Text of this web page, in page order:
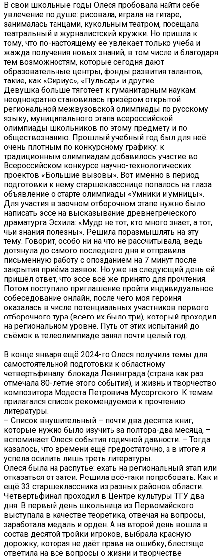
В свои школьные годы Олеся пробовала найти себе
увлечение по душе: рисовала, играла на гитаре,
занималась танцами, кукольным театром, посещала
театральный и журналистский кружки. Но пришла к
тому, что по-настоящему её увлекает только учёба и
жажда получения новых знаний, в том числе и благодаря
тем возможностям, которые сегодня дают
образовательные центры, фонды развития талантов,
такие, как «Сириус», «Пульсар» и другие.
Девушка больше тяготеет к гуманитарным наукам:
неоднократно становилась призёром открытой
региональной межвузовской олимпиады по русскому
языку, муниципального этапа всероссийской
олимпиады школьников по этому предмету и по
обществознанию. Прошлый учебный год был для неё
очень плотным по конкурсному графику: к
традиционным олимпиадам добавилось участие во
Всероссийском конкурсе научно-технологических
проектов «Большие вызовы». Вот именно в период
подготовки к нему старшекласснице попалось на глаза
объявление о старте олимпиады «Умники и умницы».
Для участия в заочном отборочном этапе нужно было
написать эссе на высказывание древнегреческого
драматурга Эсхила: «Мудр не тот, кто много знает, а тот,
чьи знания полезны». Решила поразмышлять на эту
тему. Говорит, особо ни на что не рассчитывала, ведь
дотянула до самого последнего дня и отправила
письменную работу с опозданием на 7 минут после
закрытия приёма заявок. Но уже на следующий день ей
пришёл ответ, что эссе всё же принято для прочтения.
Потом поступило приглашение пройти индивидуальное
собеседование онлайн, после чего моя героиня
оказалась в числе потенциальных участников первого
отборочного тура (всего их было три), который проходил
на региональном уровне. Путь от этих испытаний до
съёмок в телеолимпиаде занял почти целый год.
В конце января ещё 2024-го Олеся получила темы для
самостоятельной подготовки к областному
четвертьфиналу: блокада Ленинграда (страна как раз
отмечала 80-летие этого события), и жизнь и творчество
композитора Модеста Петровича Мусоргского. К темам
прилагался список рекомендуемой к прочтению
литературы.
– Список внушительный – почти два десятка книг,
которые нужно было изучить за полтора-два месяца, –
вспоминает Олеся события годичной давности. – Тогда
казалось, что времени ещё предостаточно, а в итоге я
успела осилить лишь треть литературы.
Олеся была на распутье: ехать на региональный этап или
отказаться от затеи. Решила всё-таки попробовать. Как и
ещё 33 старшеклассника из разных районов области.
Четвертьфинал проходил в Центре культуры ТГУ два
дня. В первый день школьница из Первомайского
выступала в качестве теоретика, отвечая на вопросы,
заработала медаль и орден. А на второй день вошла в
состав десятой тройки игроков, выбрала красную
дорожку, которая не даёт права на ошибку, блестяще
ответила на все вопросы о жизни и творчестве